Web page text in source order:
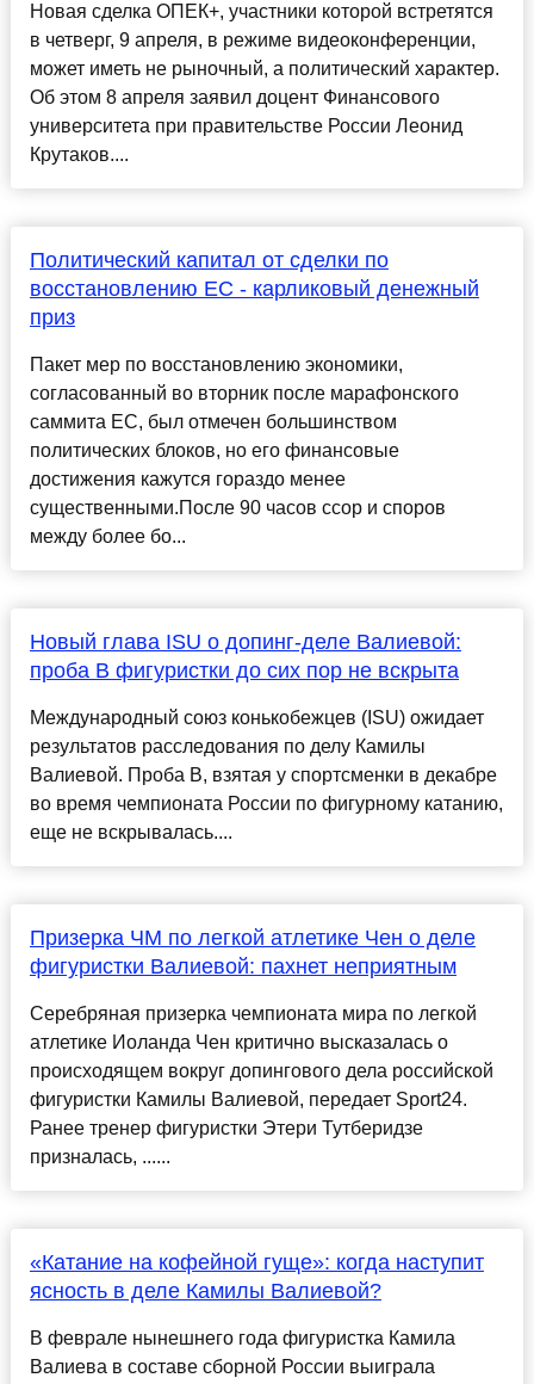
Новая сделка ОПЕК+, участники которой встретятся
в четверг, 9 апреля, в режиме видеоконференции,
может иметь не рыночный, а политический характер.
Об этом 8 апреля заявил доцент Финансового
университета при правительстве России Леонид
Крутаков....
Политический капитал от сделки по
восстановлению ЕС - карликовый денежный
приз
Пакет мер по восстановлению экономики,
согласованный во вторник после марафонского
саммита ЕС, был отмечен большинством
политических блоков, но его финансовые
достижения кажутся гораздо менее
существенными.После 90 часов ссор и споров
между более бо...
Новый глава ISU о допинг-деле Валиевой:
проба B фигуристки до сих пор не вскрыта
Международный союз конькобежцев (ISU) ожидает
результатов расследования по делу Камилы
Валиевой. Проба B, взятая у спортсменки в декабре
во время чемпионата России по фигурному катанию,
еще не вскрывалась....
Призерка ЧМ по легкой атлетике Чен о деле
фигуристки Валиевой: пахнет неприятным
Серебряная призерка чемпионата мира по легкой
атлетике Иоланда Чен критично высказалась о
происходящем вокруг допингового дела российской
фигуристки Камилы Валиевой, передает Sport24.
Ранее тренер фигуристки Этери Тутберидзе
призналась, ......
«Катание на кофейной гуще»: когда наступит
ясность в деле Камилы Валиевой?
В феврале нынешнего года фигуристка Камила
Валиева в составе сборной России выиграла